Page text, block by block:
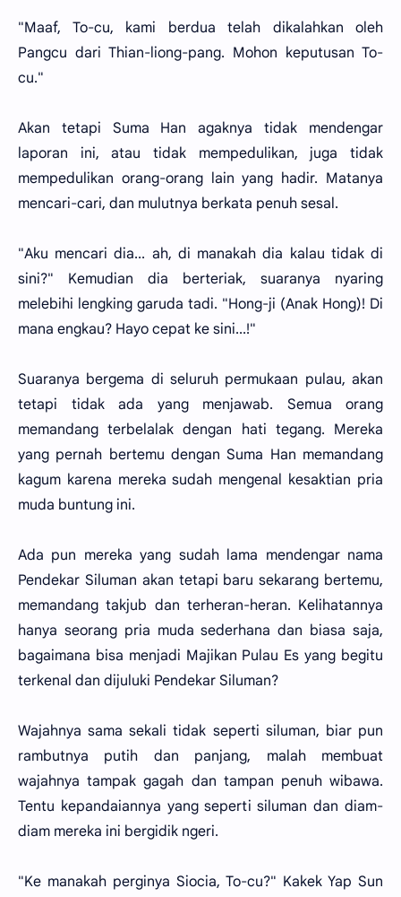
"Maaf, To-cu, kami berdua telah dikalahkan oleh
Pangcu dari Thian-liong-pang. Mohon keputusan To-
cu."
Akan tetapi Suma Han agaknya tidak mendengar
laporan ini, atau tidak mempedulikan, juga tidak
mempedulikan orang-orang lain yang hadir. Matanya
mencari-cari, dan mulutnya berkata penuh sesal.
"Aku mencari dia... ah, di manakah dia kalau tidak di
sini?" Kemudian dia berteriak, suaranya nyaring
melebihi lengking garuda tadi. "Hong-ji (Anak Hong)! Di
mana engkau? Hayo cepat ke sini...!"
Suaranya bergema di seluruh permukaan pulau, akan
tetapi tidak ada yang menjawab. Semua orang
memandang terbelalak dengan hati tegang. Mereka
yang pernah bertemu dengan Suma Han memandang
kagum karena mereka sudah mengenal kesaktian pria
muda buntung ini.
Ada pun mereka yang sudah lama mendengar nama
Pendekar Siluman akan tetapi baru sekarang bertemu,
memandang takjub dan terheran-heran. Kelihatannya
hanya seorang pria muda sederhana dan biasa saja,
bagaimana bisa menjadi Majikan Pulau Es yang begitu
terkenal dan dijuluki Pendekar Siluman?
Wajahnya sama sekali tidak seperti siluman, biar pun
rambutnya putih dan panjang, malah membuat
wajahnya tampak gagah dan tampan penuh wibawa.
Tentu kepandaiannya yang seperti siluman dan diam-
diam mereka ini bergidik ngeri.
"Ke manakah perginya Siocia, To-cu?" Kakek Yap Sun